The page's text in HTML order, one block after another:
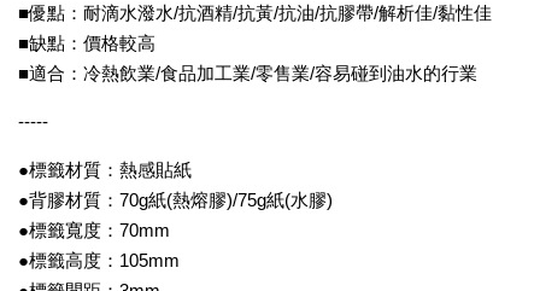
■優點：耐滴水潑水/抗酒精/抗黃/抗油/抗膠帶/解析佳/黏性佳
■缺點：價格較高
■適合：冷熱飲業/食品加工業/零售業/容易碰到油水的行業
-----
●標籤材質：熱感貼紙
●背膠材質：70g紙(熱熔膠)/75g紙(水膠)
●標籤寬度：70mm
●標籤高度：105mm